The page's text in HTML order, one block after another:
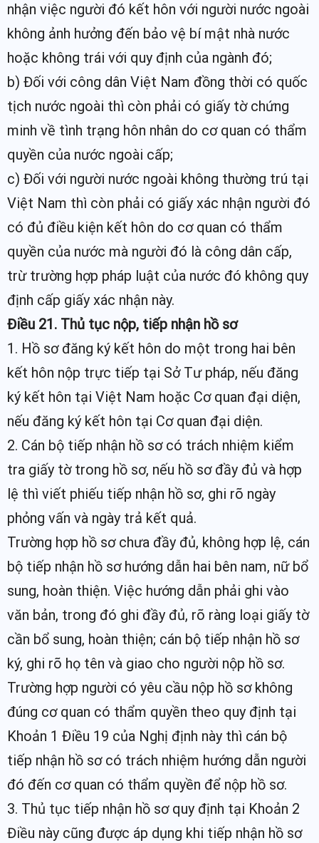
nhận việc người đó kết hôn với người nước ngoài
không ảnh hưởng đến bảo vệ bí mật nhà nước
hoặc không trái với quy định của ngành đó;
b) Đối với công dân Việt Nam đồng thời có quốc
tịch nước ngoài thì còn phải có giấy tờ chứng
minh về tình trạng hôn nhân do cơ quan có thẩm
quyền của nước ngoài cấp;
c) Đối với người nước ngoài không thường trú tại
Việt Nam thì còn phải có giấy xác nhận người đó
có đủ điều kiện kết hôn do cơ quan có thẩm
quyền của nước mà người đó là công dân cấp,
trừ trường hợp pháp luật của nước đó không quy
định cấp giấy xác nhận này.
Điều 21. Thủ tục nộp, tiếp nhận hồ sơ
1. Hồ sơ đăng ký kết hôn do một trong hai bên
kết hôn nộp trực tiếp tại Sở Tư pháp, nếu đăng
ký kết hôn tại Việt Nam hoặc Cơ quan đại diện,
nếu đăng ký kết hôn tại Cơ quan đại diện.
2. Cán bộ tiếp nhận hồ sơ có trách nhiệm kiểm
tra giấy tờ trong hồ sơ, nếu hồ sơ đầy đủ và hợp
lệ thì viết phiếu tiếp nhận hồ sơ, ghi rõ ngày
phỏng vấn và ngày trả kết quả.
Trường hợp hồ sơ chưa đầy đủ, không hợp lệ, cán
bộ tiếp nhận hồ sơ hướng dẫn hai bên nam, nữ bổ
sung, hoàn thiện. Việc hướng dẫn phải ghi vào
văn bản, trong đó ghi đầy đủ, rõ ràng loại giấy tờ
cần bổ sung, hoàn thiện; cán bộ tiếp nhận hồ sơ
ký, ghi rõ họ tên và giao cho người nộp hồ sơ.
Trường hợp người có yêu cầu nộp hồ sơ không
đúng cơ quan có thẩm quyền theo quy định tại
Khoản 1 Điều 19 của Nghị định này thì cán bộ
tiếp nhận hồ sơ có trách nhiệm hướng dẫn người
đó đến cơ quan có thẩm quyền để nộp hồ sơ.
3. Thủ tục tiếp nhận hồ sơ quy định tại Khoản 2
Điều này cũng được áp dụng khi tiếp nhận hồ sơ